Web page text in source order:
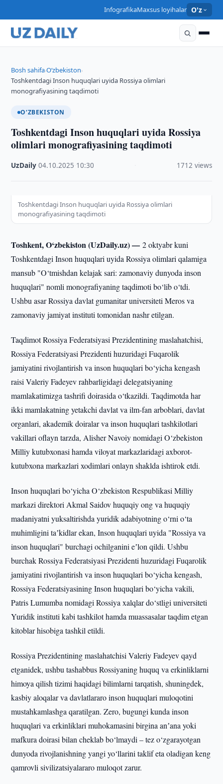
InfografikaMaxsus loyihalar O'z
Bosh sahifa›O‘zbekiston›
Toshkentdagi Inson huquqlari uyida Rossiya olimlari
monografiyasining taqdimoti
O‘ZBEKISTON
Toshkentdagi Inson huquqlari uyida Rossiya
olimlari monografiyasining taqdimoti
UzDaily ·04.10.2025 10:30 1712 views
Toshkentdagi Inson huquqlari uyida Rossiya olimlari
monografiyasining taqdimoti
Toshkent, O‘zbekiston (UzDaily.uz) —2 oktyabr kuni
Toshkentdagi Inson huquqlari uyida Rossiya olimlari qalamiga
mansub "O‘tmishdan kelajak sari: zamonaviy dunyoda inson
huquqlari" nomli monografiyaning taqdimoti bo‘lib o‘tdi.
Ushbu asar Rossiya davlat gumanitar universiteti Meros va
zamonaviy jamiyat instituti tomonidan nashr etilgan.
Taqdimot Rossiya Federatsiyasi Prezidentining maslahatchisi,
Rossiya Federatsiyasi Prezidenti huzuridagi Fuqarolik
jamiyatini rivojlantirish va inson huquqlari bo‘yicha kengash
raisi Valeriy Fadeyev rahbarligidagi delegatsiyaning
mamlakatimizga tashrifi doirasida o‘tkazildi. Taqdimotda har
ikki mamlakatning yetakchi davlat va ilm-fan arboblari, davlat
organlari, akademik doiralar va inson huquqlari tashkilotlari
vakillari oflayn tarzda, Alisher Navoiy nomidagi O‘zbekiston
Milliy kutubxonasi hamda viloyat markazlaridagi axborot-
kutubxona markazlari xodimlari onlayn shaklda ishtirok etdi.
Inson huquqlari bo‘yicha O‘zbekiston Respublikasi Milliy
markazi direktori Akmal Saidov huquqiy ong va huquqiy
madaniyatni yuksaltirishda yuridik adabiyotning o‘rni o‘ta
muhimligini taʼkidlar ekan, Inson huquqlari uyida "Rossiya va
inson huquqlari" burchagi ochilganini eʼlon qildi. Ushbu
burchak Rossiya Federatsiyasi Prezidenti huzuridagi Fuqarolik
jamiyatini rivojlantirish va inson huquqlari bo‘yicha kengash,
Rossiya Federatsiyasining Inson huquqlari bo‘yicha vakili,
Patris Lumumba nomidagi Rossiya xalqlar do‘stligi universiteti
Yuridik instituti kabi tashkilot hamda muassasalar taqdim etgan
kitoblar hisobiga tashkil etildi.
Rossiya Prezidentining maslahatchisi Valeriy Fadeyev qayd
etganidek, ushbu tashabbus Rossiyaning huquq va erkinliklarni
himoya qilish tizimi haqidagi bilimlarni tarqatish, shuningdek,
kasbiy aloqalar va davlatlararo inson huquqlari muloqotini
mustahkamlashga qaratilgan. Zero, bugungi kunda inson
huquqlari va erkinliklari muhokamasini birgina anʼana yoki
mafkura doirasi bilan cheklab bo‘lmaydi – tez o‘zgarayotgan
dunyoda rivojlanishning yangi yo‘llarini taklif eta oladigan keng
qamrovli sivilizatsiyalararo muloqot zarur.